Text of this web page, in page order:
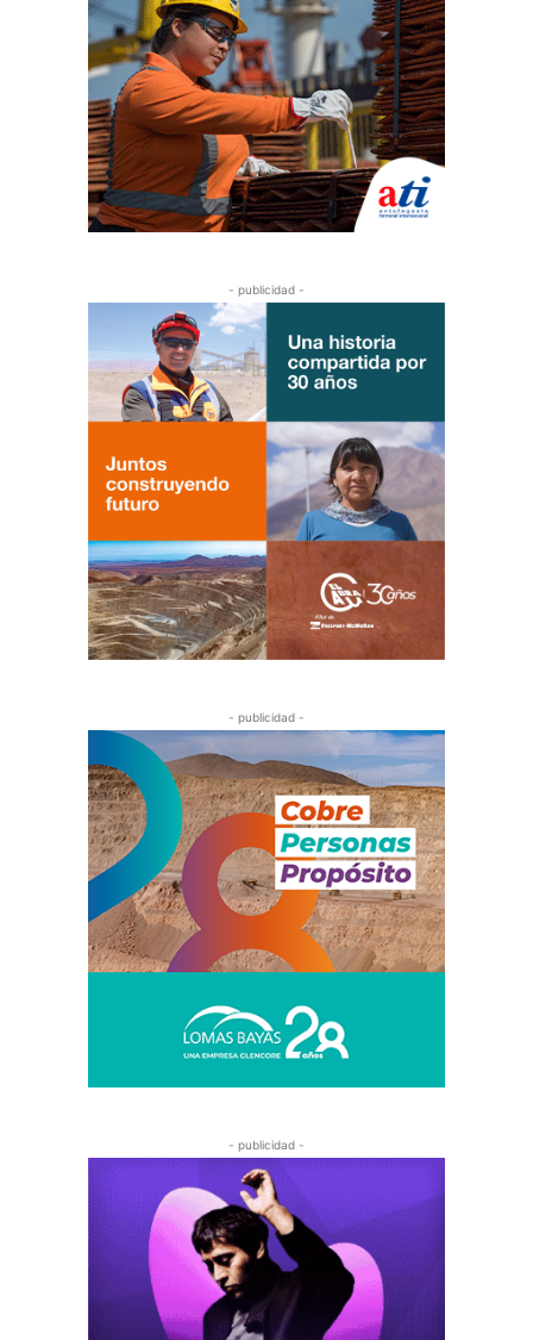
- publicidad -
- publicidad -
- publicidad -